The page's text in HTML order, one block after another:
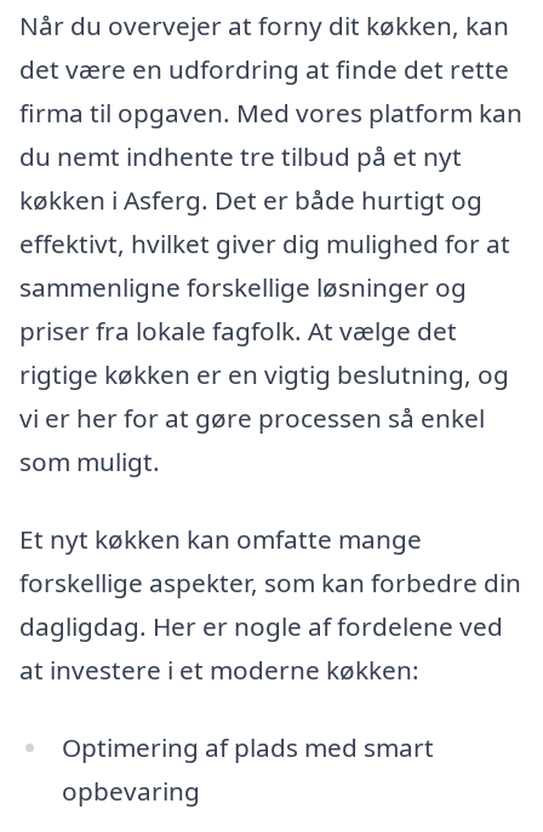
Når du overvejer at forny dit køkken, kan
det være en udfordring at finde det rette
firma til opgaven. Med vores platform kan
du nemt indhente tre tilbud på et nyt
køkken i Asferg. Det er både hurtigt og
effektivt, hvilket giver dig mulighed for at
sammenligne forskellige løsninger og
priser fra lokale fagfolk. At vælge det
rigtige køkken er en vigtig beslutning, og
vi er her for at gøre processen så enkel
som muligt.
Et nyt køkken kan omfatte mange
forskellige aspekter, som kan forbedre din
dagligdag. Her er nogle af fordelene ved
at investere i et moderne køkken:
Optimering af plads med smart
opbevaring